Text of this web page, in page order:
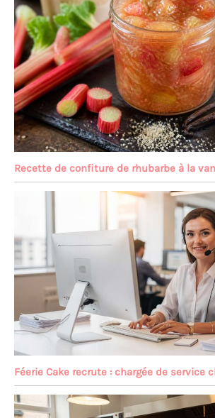
Recette de confiture de rhubarbe à la
Féerie Cake recrute : chargée de service